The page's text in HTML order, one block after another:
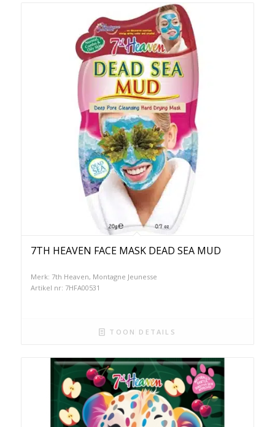
7TH HEAVEN FACE MASK DEAD SEA MUD
Merk: 7th Heaven, Montagne Jeunesse
Artikel nr: 7HFA00531
TOON DETAILS